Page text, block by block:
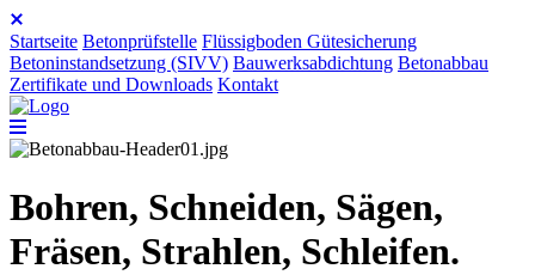
Startseite Betonprüfstelle Flüssigboden Gütesicherung
Betoninstandsetzung (SIVV) Bauwerksabdichtung Betonabbau
Zertifikate und Downloads Kontakt
Bohren, Schneiden, Sägen,
Fräsen, Strahlen, Schleifen.